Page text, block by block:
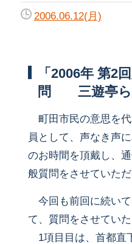
2006.06.12(月)
「2006年 第2回定例会」一般質
問 三遊亭ら
町田市民の意思を
員として、声なき声
のお時間を頂戴し、
般質問をさせていただ
今回も前回に続い
て、質問をさせていた
1項目目は、首都直